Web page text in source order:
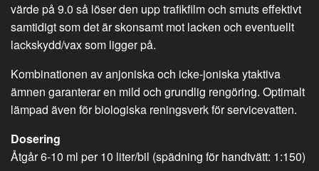
värde på 9.0 så löser den upp trafikfilm och smuts effektivt
samtidigt som det är skonsamt mot lacken och eventuellt
lackskydd/vax som ligger på.
Kombinationen av anjoniska och icke-joniska ytaktiva
ämnen garanterar en mild och grundlig rengöring. Optimalt
lämpad även för biologiska reningsverk för servicevatten.
Dosering
Åtgår 6-10 ml per 10 liter/bil (spädning för handtvätt: 1:150)